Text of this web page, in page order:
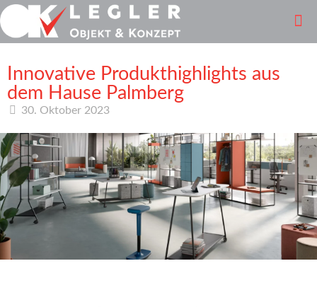
Innovative Produkthighlights aus
dem Hause Palmberg
30. Oktober 2023